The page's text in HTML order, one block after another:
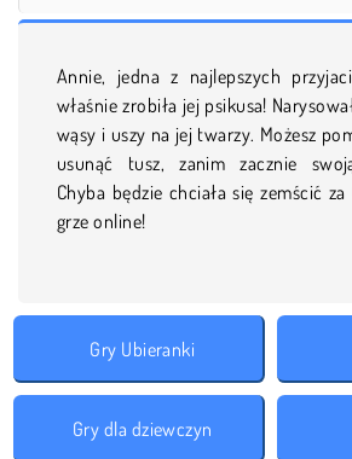
Annie, jedna z najlepszych
właśnie zrobiła jej psikusa!
wąsy i uszy na jej twarzy. Możesz
usunąć tusz, zanim zacznie
Chyba będzie chciała się zemścić
grze online!
Gry Ubieranki
Gry dla dziewczyn